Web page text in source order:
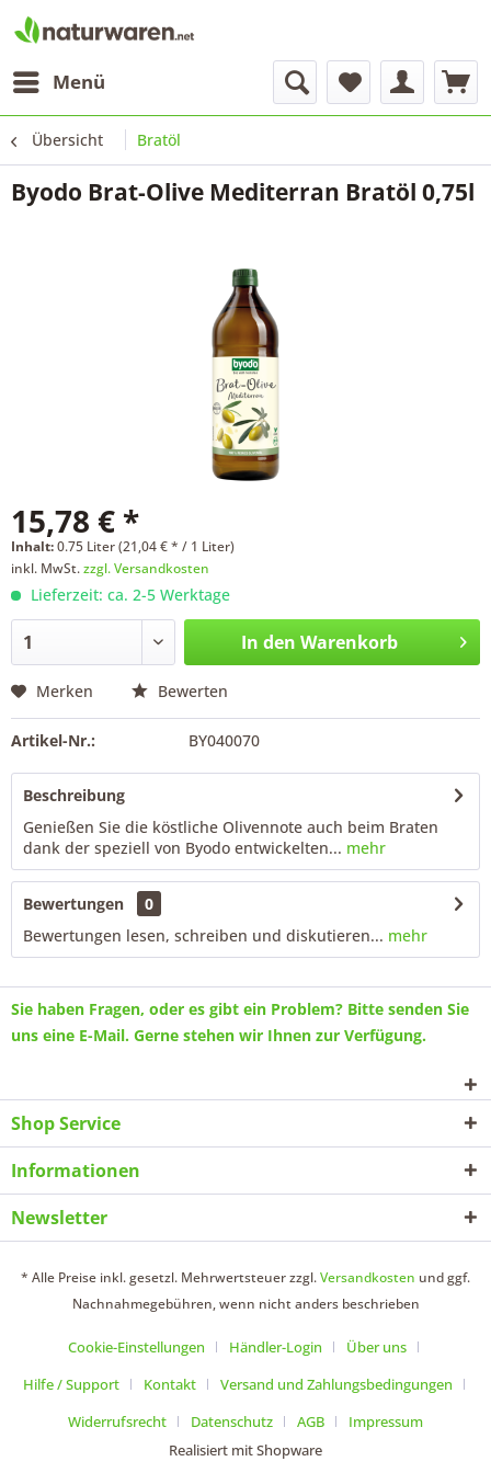
Menü
Übersicht Bratöl
Byodo Brat-Olive Mediterran Bratöl 0,75l
15,78 € *
Inhalt:0.75 Liter (21,04 € * / 1 Liter)
inkl. MwSt.zzgl. Versandkosten
Lieferzeit: ca. 2-5 Werktage
In den Warenkorb
Merken Bewerten
Artikel-Nr.: BY040070
Beschreibung
Genießen Sie die köstliche Olivennote auch beim Braten
dank der speziell von Byodo entwickelten... mehr
Bewertungen
0
Bewertungen lesen, schreiben und diskutieren... mehr
Sie haben Fragen, oder es gibt ein Problem? Bitte senden Sie
uns eine E-Mail. Gerne stehen wir Ihnen zur Verfügung.
Shop Service
Informationen
Newsletter
* Alle Preise inkl. gesetzl. Mehrwertsteuer zzgl.Versandkosten und ggf.
Nachnahmegebühren, wenn nicht anders beschrieben
Cookie-Einstellungen Händler-Login
Über uns
Hilfe / Support
Kontakt
Versand und Zahlungsbedingungen
Widerrufsrecht
Datenschutz AGB
Impressum
Realisiert mit Shopware